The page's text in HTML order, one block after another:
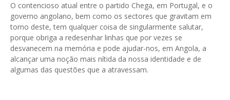
O contencioso atual entre o partido Chega, em Portugal, e o
governo angolano, bem como os sectores que gravitam em
torno deste, tem qualquer coisa de singularmente salutar,
porque obriga a redesenhar linhas que por vezes se
desvanecem na memória e pode ajudar-nos, em Angola, a
alcançar uma noção mais nítida da nossa identidade e de
algumas das questões que a atravessam.